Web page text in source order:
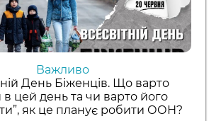
Важливо
День Біженців. Що варто
цей день та чи варто його
як це планує робити ООН?